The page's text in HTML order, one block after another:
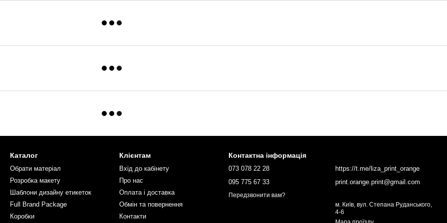
Каталог
Обрати матеріал
Розробка макету
Шаблони дизайну етикеток
Full Brand Package
Коробки
Клієнтам
Вхід до кабінету
Про нас
Оплата і доставка
Обмін та повернення
Контакти
Контактна інформація
073 078 22 28
095 775 67 33
Передзвонити вам?
https://t.me/liza_print_orange
print.orange.print@gmail.com
м. Київ, вул. Степана Руданського,
4-6